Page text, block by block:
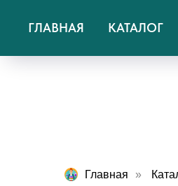
ГЛАВНАЯ КАТАЛОГ
Главная »